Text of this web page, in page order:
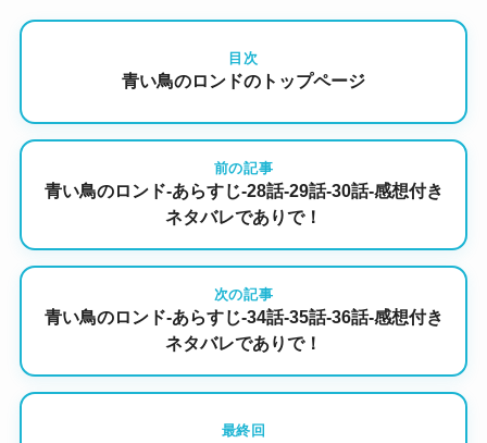
目次
青い鳥のロンドのトップページ
前の記事
青い鳥のロンド-あらすじ-28話-29話-30話-感想付き
ネタバレでありで！
次の記事
青い鳥のロンド-あらすじ-34話-35話-36話-感想付き
ネタバレでありで！
最終回